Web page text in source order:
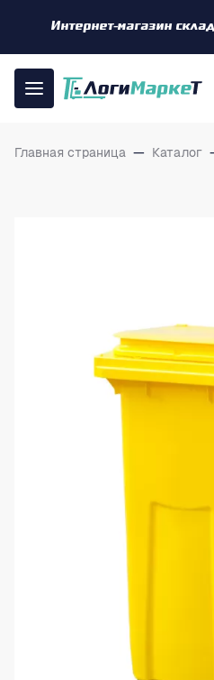
Интернет-магазин
Главная страница — Каталог